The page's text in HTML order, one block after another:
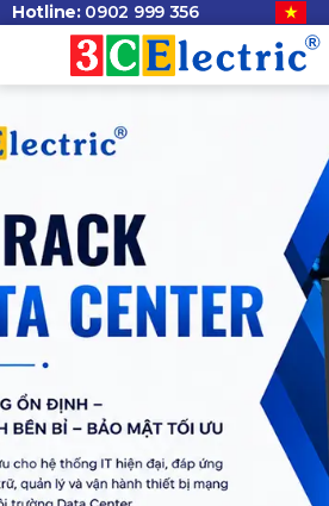
Hotline: 0902 999 356